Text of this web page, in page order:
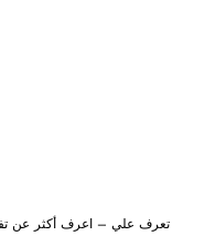
تعرف علي – اعرف أكثر عن